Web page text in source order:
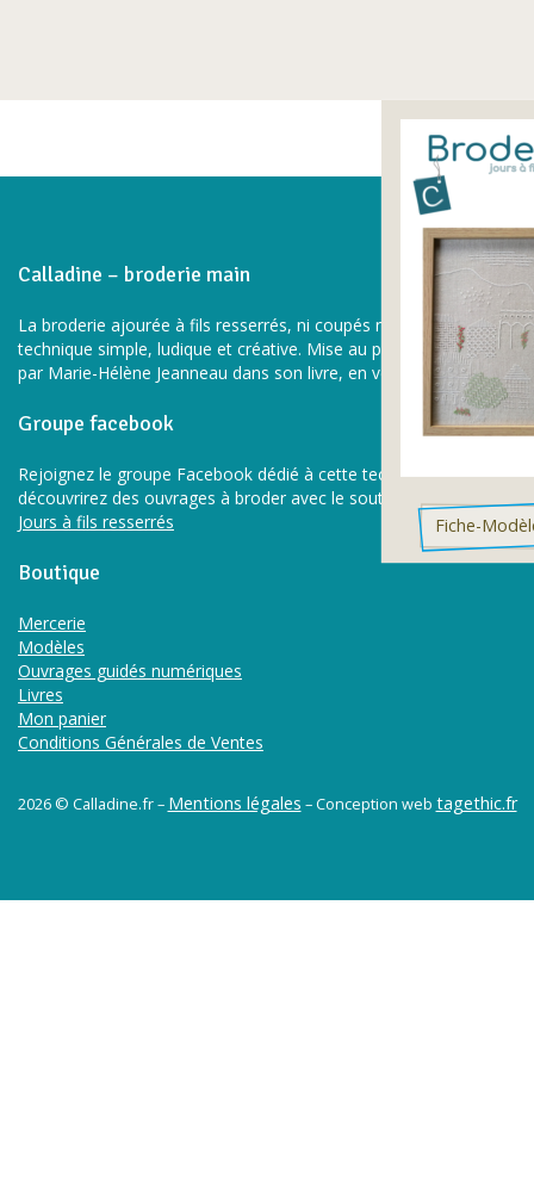
Fiche-
Calladine – broderie main
La broderie ajourée à fils resserrés, ni coupés ni tirés, est une
technique simple, ludique et créative. Mise au point et expliquée
par Marie-Hélène Jeanneau dans son livre, en vente sur ce site.
Groupe facebook
Rejoignez le groupe Facebook dédié à cette technique, vous y
découvrirez des ouvrages à broder avec le soutien du collectif.
Jours à fils resserrés
Boutique
Mercerie
Modèles
Ouvrages guidés numériques
Livres
Mon panier
Conditions Générales de Ventes
2026 © Calladine.fr – Mentions légales –Conception web tagethic.fr